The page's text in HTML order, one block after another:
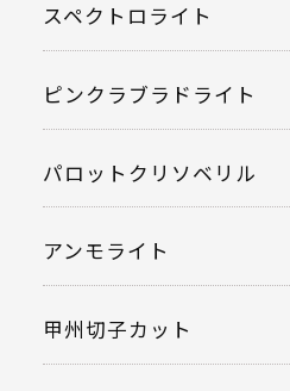
スペクトロライト
ピンクラブラドライト
パロットクリソベリル
アンモライト
甲州切子カット